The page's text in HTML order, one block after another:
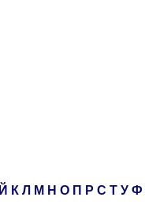
Й К Л М Н О П Р С Т У Ф